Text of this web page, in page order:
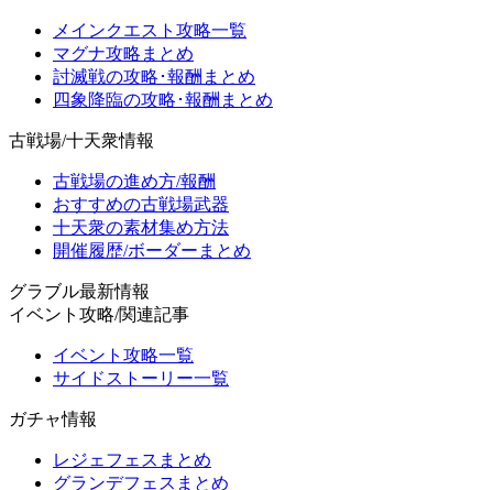
メインクエスト攻略一覧
マグナ攻略まとめ
討滅戦の攻略･報酬まとめ
四象降臨の攻略･報酬まとめ
古戦場/十天衆情報
古戦場の進め方/報酬
おすすめの古戦場武器
十天衆の素材集め方法
開催履歴/ボーダーまとめ
グラブル最新情報
イベント攻略/関連記事
イベント攻略一覧
サイドストーリー一覧
ガチャ情報
レジェフェスまとめ
グランデフェスまとめ